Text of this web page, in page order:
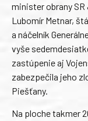
minister obrany
Lubomír Metnar,
a náčelník
vyše
zastúpenie aj
zabezpečila jeho
Piešťany.
Na ploche takmer